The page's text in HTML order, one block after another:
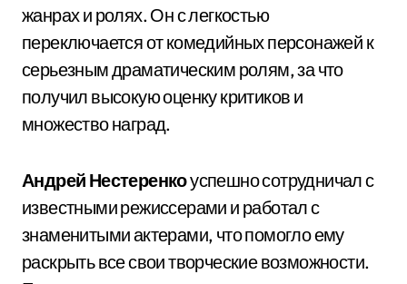
жанрах и ролях. Он с легкостью
переключается от комедийных персонажей к
серьезным драматическим ролям, за что
получил высокую оценку критиков и
множество наград.
Андрей Нестеренкоуспешно сотрудничал с
известными режиссерами и работал с
знаменитыми актерами, что помогло ему
раскрыть все свои творческие возможности.